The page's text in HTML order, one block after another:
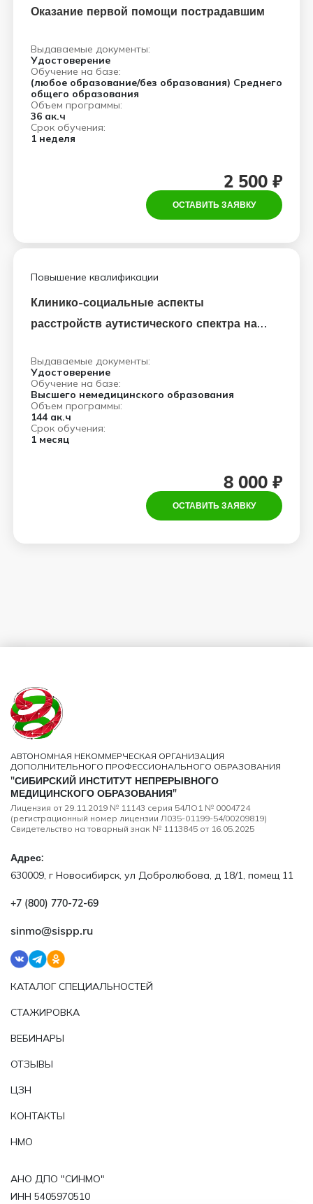
Оказание первой помощи пострадавшим
Выдаваемые документы:
Удостоверение
Обучение на базе:
(любое образование/без образования) Среднего
общего образования
Объем программы:
36 ак.ч
Срок обучения:
1 неделя
2 500 ₽
ОСТАВИТЬ ЗАЯВКУ
Повышение квалификации
Клинико-социальные аспекты
расстройств аутистического спектра на
Выдаваемые документы:
Удостоверение
Обучение на базе:
Высшего немедицинского образования
Объем программы:
144 ак.ч
Срок обучения:
1 месяц
8 000 ₽
ОСТАВИТЬ ЗАЯВКУ
АВТОНОМНАЯ НЕКОММЕРЧЕСКАЯ ОРГАНИЗАЦИЯ
ДОПОЛНИТЕЛЬНОГО ПРОФЕССИОНАЛЬНОГО ОБРАЗОВАНИЯ
"СИБИРСКИЙ ИНСТИТУТ НЕПРЕРЫВНОГО
МЕДИЦИНСКОГО ОБРАЗОВАНИЯ"
Лицензия от 29.11.2019 № 11143 серия 54ЛО1 № 0004724
(регистрационный номер лицензии Л035-01199-54/00209819)
Свидетельство на товарный знак № 1113845 от 16.05.2025
Адрес:
630009, г Новосибирск, ул Добролюбова, д 18/1, помещ 11
+7 (800) 770‑72‑69
sinmo@sispp.ru
КАТАЛОГ СПЕЦИАЛЬНОСТЕЙ
СТАЖИРОВКА
ВЕБИНАРЫ
ОТЗЫВЫ
ЦЗН
КОНТАКТЫ
НМО
АНО ДПО "СИНМО"
ИНН 5405970510